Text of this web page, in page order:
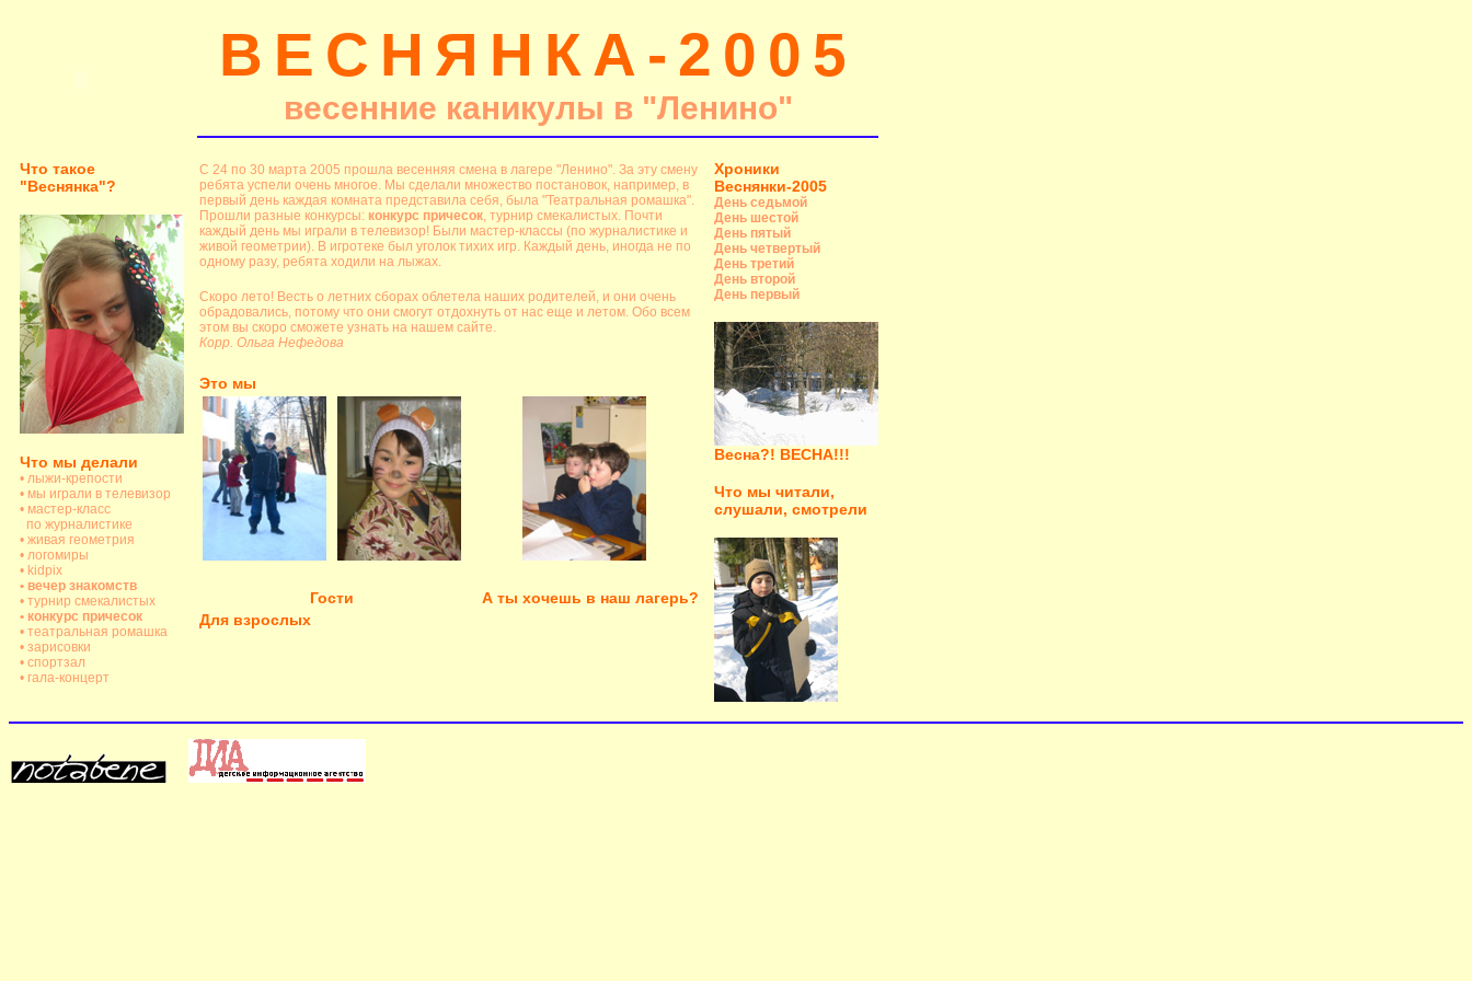
ВЕСНЯНКА-2005
весенние каникулы в "Ленино"
Что такое
"Веснянка"?
Что мы делали
• лыжи-крепости
• мы играли в телевизор
• мастер-класс
по журналистике
• живая геометрия
• логомиры
• kidpix
• вечер знакомств
• турнир смекалистых
• конкурс причесок
• театральная ромашка
• зарисовки
• спортзал
• гала-концерт
С 24 по 30 марта 2005 прошла весенняя смена в лагере "Ленино". За эту смену
ребята успели очень многое. Мы сделали множество постановок, например, в
первый день каждая комната представила себя, была "Театральная ромашка".
Прошли разные конкурсы: конкурс причeсок, турнир смекалистых. Почти
каждый день мы играли в телевизор! Были мастер-классы (по журналистике и
живой геометрии). В игротеке был уголок тихих игр. Каждый день, иногда не по
одному разу, ребята ходили на лыжах.
Скоро лето! Весть о летних сборах облетела наших родителей, и они очень
обрадовались, потому что они смогут отдохнуть от нас еще и летом. Обо всем
этом вы скоро сможете узнать на нашем сайте.
Корр. Ольга Нефедова
Это мы
Гости
А ты хочешь в наш лагерь?
Для взрослых
Хроники
Веснянки-2005
День седьмой
День шестой
День пятый
День четвертый
День третий
День второй
День первый
Весна?! ВЕСНА!!!
Что мы читали,
слушали, смотрели